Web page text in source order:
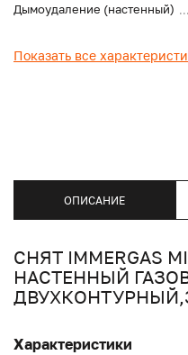
Дымоудаление (настенный)
Показать все
ОПИСАНИЕ
СНЯТ IMMERGAS
НАСТЕННЫЙ
Характеристики